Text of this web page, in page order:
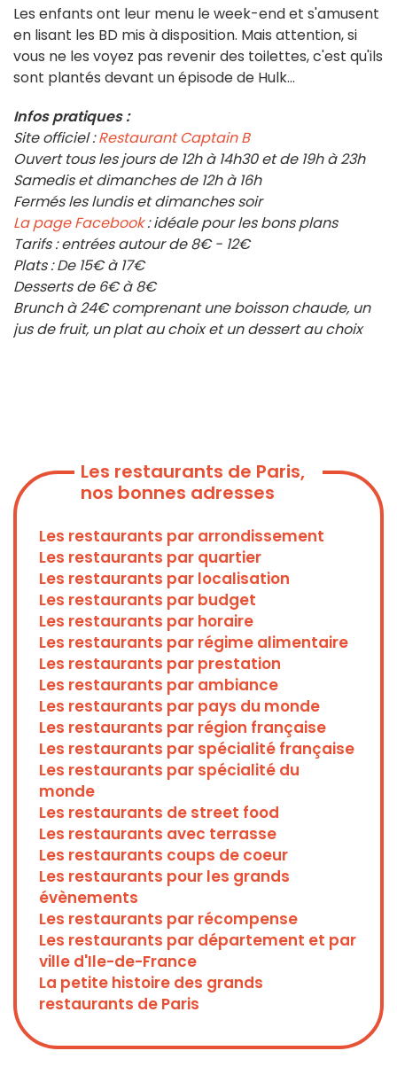
Les enfants ont leur menu le week-end et s'amusent
en lisant les BD mis à disposition. Mais attention, si
vous ne les voyez pas revenir des toilettes, c'est qu'ils
sont plantés devant un épisode de Hulk...
Infos pratiques :
Site officiel :Restaurant Captain B
Ouvert tous les jours de 12h à 14h30 et de 19h à 23h
Samedis et dimanches de 12h à 16h
Fermés les lundis et dimanches soir
La page Facebook: idéale pour les bons plans
Tarifs : entrées autour de 8€ - 12€
Plats : De 15€ à 17€
Desserts de 6€ à 8€
Brunch à 24€ comprenant une boisson chaude, un
jus de fruit, un plat au choix et un dessert au choix
Les restaurants de Paris,
nos bonnes adresses
Les restaurants par arrondissement
Les restaurants par quartier
Les restaurants par localisation
Les restaurants par budget
Les restaurants par horaire
Les restaurants par régime alimentaire
Les restaurants par prestation
Les restaurants par ambiance
Les restaurants par pays du monde
Les restaurants par région française
Les restaurants par spécialité française
Les restaurants par spécialité du
monde
Les restaurants de street food
Les restaurants avec terrasse
Les restaurants coups de coeur
Les restaurants pour les grands
évènements
Les restaurants par récompense
Les restaurants par département et par
ville d'Ile-de-France
La petite histoire des grands
restaurants de Paris